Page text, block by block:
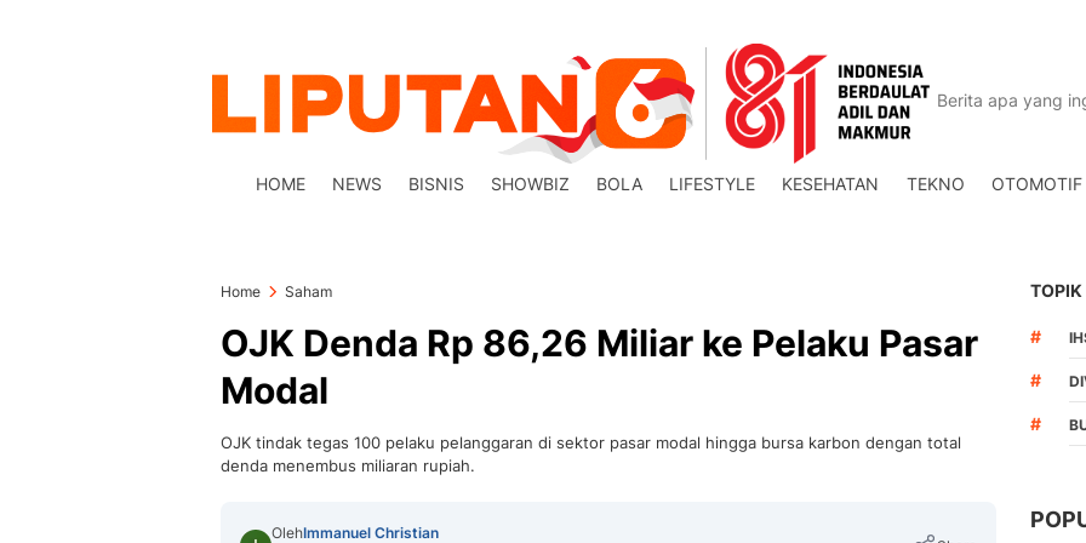
HOME NEWS BISNIS SHOWBIZ BOLA LIFESTYLE KESEHATAN TEKNO OTOMOTIF
Home Saham
OJK Denda Rp 86,26 Miliar ke Pelaku Pasar
Modal
OJK tindak tegas 100 pelaku pelanggaran di sektor pasar modal hingga bursa karbon dengan total
denda menembus miliaran rupiah.
OlehImmanuel Christian
TOPIK
#
#
#